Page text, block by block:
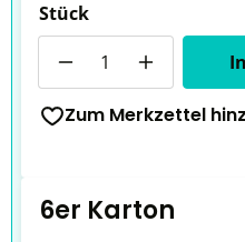
Stück
Zum Merkzettel
6er Karton